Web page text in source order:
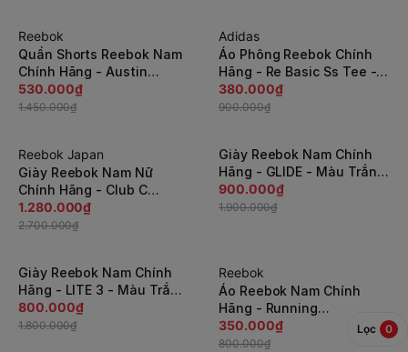
Lọc 0
-64%
Reebok
Quần Shorts Reebok Nam
Chính Hãng - Austin
Men's Training - Xám |
JapanSport HM5738
530.000₫
1.450.000₫
-58%
Adidas
Áo Phông Reebok Chính
Hãng - Re Basic Ss Tee -
Xanh | JapanSport
HA9087
380.000₫
900.000₫
-53%
Reebok Japan
Giày Reebok Nam Nữ
Chính Hãng - Club C
Revenge 'Blue' - Màu
Nude | JapanSport
1.280.000₫
2.700.000₫
-53%
Giày Reebok Nam Chính
Hãng - GLIDE - Màu Trắng
| JapanSport 100034401
900.000₫
1.900.000₫
-56%
Giày Reebok Nam Chính
Hãng - LITE 3 - Màu Trắng
| JapanSport 100025761
800.000₫
1.800.000₫
-57%
Reebok
Áo Reebok Nam Chính
Hãng - Running
Speedwick - Màu Cam |
JapanSport 100207820
350.000₫
800.000₫